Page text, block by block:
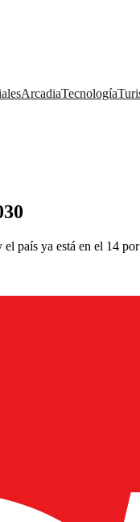
ArcadiaTecnología
país ya está en el 14